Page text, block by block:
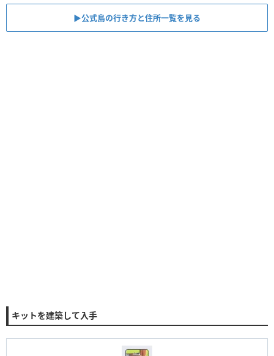
▶︎公式島の行き方と住所一覧を見る
キットを建築して入手